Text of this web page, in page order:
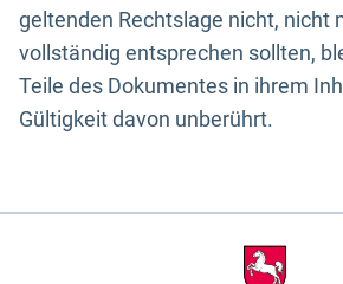
geltenden Rechtslage nicht, nicht
vollständig entsprechen sollten,
Teile des Dokumentes in ihrem
Gültigkeit davon unberührt.